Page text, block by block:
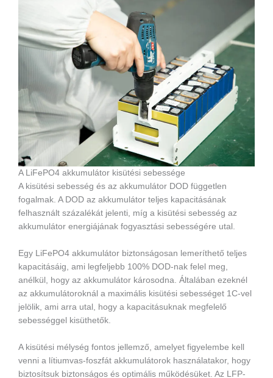
A LiFePO4 akkumulátor kisütési sebessége
A kisütési sebesség és az akkumulátor DOD független
fogalmak. A DOD az akkumulátor teljes kapacitásának
felhasznált százalékát jelenti, míg a kisütési sebesség az
akkumulátor energiájának fogyasztási sebességére utal.
Egy LiFePO4 akkumulátor biztonságosan lemeríthető teljes
kapacitásáig, ami legfeljebb 100% DOD-nak felel meg,
anélkül, hogy az akkumulátor károsodna. Általában ezeknél
az akkumulátoroknál a maximális kisütési sebességet 1C-vel
jelölik, ami arra utal, hogy a kapacitásuknak megfelelő
sebességgel kisüthetők.
A kisütési mélység fontos jellemző, amelyet figyelembe kell
venni a lítiumvas-foszfát akkumulátorok használatakor, hogy
biztosítsuk biztonságos és optimális működésüket. Az LFP-